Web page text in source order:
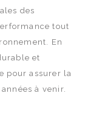
des
tout
En
et
pour assurer la
à venir.